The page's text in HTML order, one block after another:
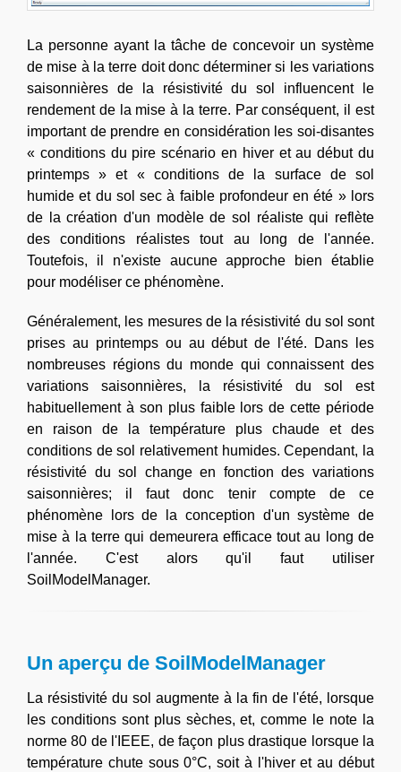
La personne ayant la tâche de concevoir un système
de mise à la terre doit donc déterminer si les variations
saisonnières de la résistivité du sol influencent le
rendement de la mise à la terre. Par conséquent, il est
important de prendre en considération les soi-disantes
« conditions du pire scénario en hiver et au début du
printemps » et « conditions de la surface de sol
humide et du sol sec à faible profondeur en été » lors
de la création d'un modèle de sol réaliste qui reflète
des conditions réalistes tout au long de l'année.
Toutefois, il n'existe aucune approche bien établie
pour modéliser ce phénomène.
Généralement, les mesures de la résistivité du sol sont
prises au printemps ou au début de l'été. Dans les
nombreuses régions du monde qui connaissent des
variations saisonnières, la résistivité du sol est
habituellement à son plus faible lors de cette période
en raison de la température plus chaude et des
conditions de sol relativement humides. Cependant, la
résistivité du sol change en fonction des variations
saisonnières; il faut donc tenir compte de ce
phénomène lors de la conception d'un système de
mise à la terre qui demeurera efficace tout au long de
l'année. C'est alors qu'il faut utiliser
SoilModelManager.
Un aperçu de SoilModelManager
La résistivité du sol augmente à la fin de l'été, lorsque
les conditions sont plus sèches, et, comme le note la
norme 80 de l'IEEE, de façon plus drastique lorsque la
température chute sous 0°C, soit à l'hiver et au début